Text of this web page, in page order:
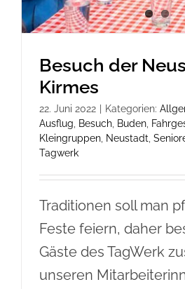
Besuch der
Kirmes
22. Juni 2022 Kategorien:
Ausflug, Besuch, Buden,
Kleingruppen, Neustadt,
Tagwerk
Traditionen soll man
Feste feiern, daher
Gäste des TagWerk
unseren